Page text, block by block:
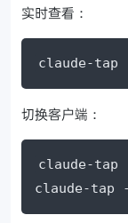
实时查看：
claude-
切换客户端：
claude-
claude-